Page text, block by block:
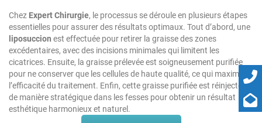
Chez Expert Chirurgie, le processus se déroule en plusieurs étapes
essentielles pour assurer des résultats optimaux. Tout d’abord, une
liposuccion est effectuée pour retirer la graisse des zones
excédentaires, avec des incisions minimales qui limitent les
cicatrices. Ensuite, la graisse prélevée est soigneusement purifiée
pour ne conserver que les cellules de haute qualité, ce qui maximise
l’efficacité du traitement. Enfin, cette graisse purifiée est réinjectée
de manière stratégique dans les fesses pour obtenir un résultat
esthétique harmonieux et naturel.